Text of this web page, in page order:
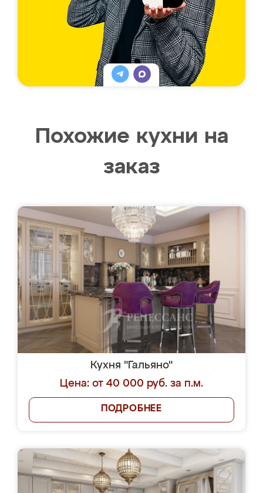
Похожие кухни на
заказ
Кухня "Гальяно"
Цена: от 40 000 руб. за п.м.
ПОДРОБНЕЕ